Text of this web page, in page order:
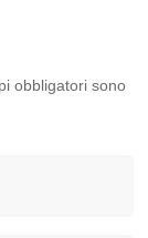
obbligatori sono